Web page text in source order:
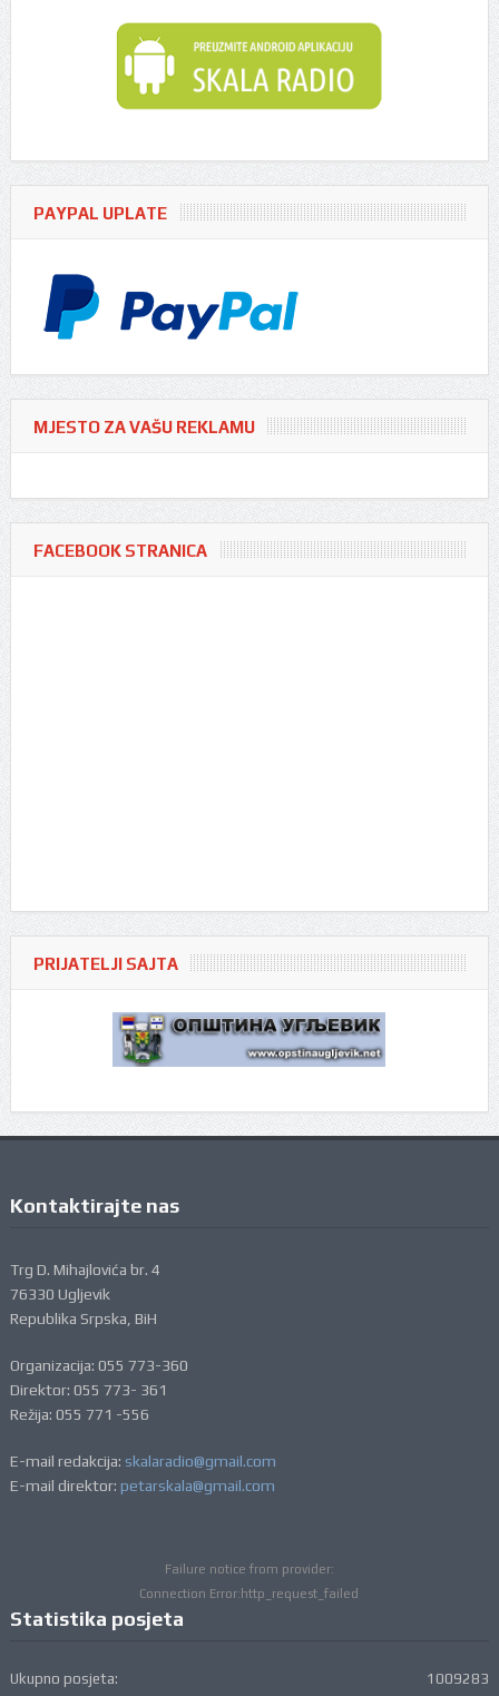
PAYPAL UPLATE
MJESTO ZA VAŠU REKLAMU
FACEBOOK STRANICA
PRIJATELJI SAJTA
Kontaktirajte nas
Trg D. Mihajlovića br. 4
76330 Ugljevik
Republika Srpska, BiH
Organizacija: 055 773-360
Direktor: 055 773- 361
Režija: 055 771 -556
E-mail redakcija: skalaradio@gmail.com
E-mail direktor: petarskala@gmail.com
Failure notice from provider:
Connection Error:http_request_failed
Statistika posjeta
1009283
Ukupno posjeta: